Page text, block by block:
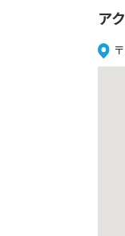
ア